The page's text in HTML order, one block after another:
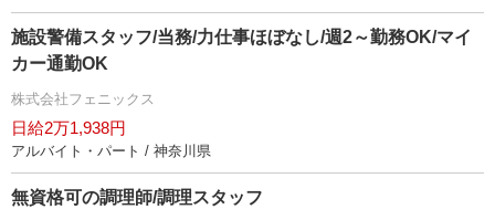
施設警備スタッフ/当務/力仕事ほぼなし/週2～勤務OK/マイ
カー通勤OK
株式会社フェニックス
日給2万1,938円
アルバイト・パート / 神奈川県
無資格可の調理師/調理スタッフ